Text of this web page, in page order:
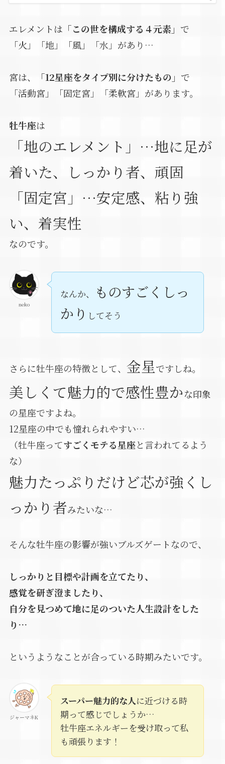
エレメントは 「この世を構成する４元素」 で
「火」「地」「風」「水」があり…
宮は、 「12星座をタイプ別に分けたもの」 で
「活動宮」「固定宮」「柔軟宮」があります。
牡牛座は
「地のエレメント」…地に足が
着いた、しっかり者、頑固
「固定宮」…安定感、粘り強
い、着実性
なのです。
neko
なんか、
ものすごくしっ
かり してそう
さらに牡牛座の特徴として、 金星ですしね。
美しくて魅力的で感性豊かな印象
の星座ですよね。
12星座の中でも憧れられやすい…
（牡牛座ってすごくモテる星座と言われてるよう
な）
魅力たっぷりだけど芯が強くし
っかり者みたいな…
そんな牡牛座の影響が強いブルズゲートなので、
しっかりと目標や計画を立てたり、
感覚を研ぎ澄ましたり、
自分を見つめて地に足のついた人生設計をした
り…
というようなことが合っている時期みたいです。
ジャーマネK
スーパー魅力的な人に近づける時
期って感じでしょうか…
牡牛座エネルギーを受け取って私
も頑張ります！